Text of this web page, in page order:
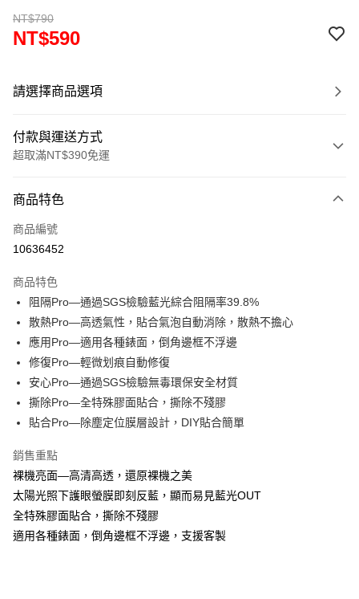
NT$790
NT$590
請選擇商品選項
付款與運送方式
超取滿NT$390免運
信用卡一次付款
超商取貨付款
Apple Pay
街口支付
悠遊付
全盈+PAY
運送方式
全家取貨付款
每筆NT$60，滿NT$390(含以上)免運費
7-11取貨付款
商品特色
商品編號
10636452
商品特色
阻隔Pro—通過SGS檢驗藍光綜合阻隔率39.8%
散熱Pro—高透氣性，貼合氣泡自動消除，散熱不擔心
應用Pro—適用各種錶面，倒角邊框不浮邊
修復Pro—輕微划痕自動修復
安心Pro—通過SGS檢驗無毒環保安全材質
撕除Pro—全特殊膠面貼合，撕除不殘膠
貼合Pro—除塵定位膜層設計，DIY貼合簡單
銷售重點
裸機亮面—高清高透，還原裸機之美
太陽光照下護眼螢膜即刻反藍，顯而易見藍光OUT
全特殊膠面貼合，撕除不殘膠
適用各種錶面，倒角邊框不浮邊，支援客製